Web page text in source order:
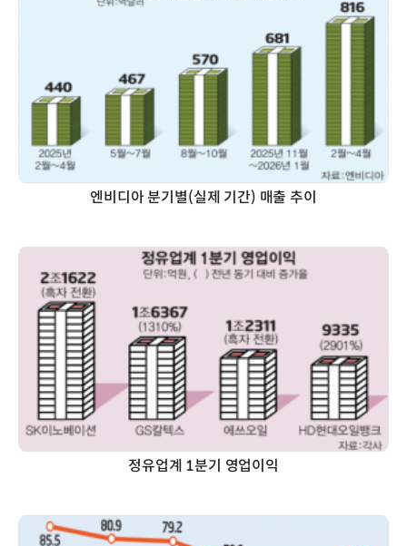
엔비디아 분기별(실제 기간) 매출 추이
정유업계 1분기 영업이익